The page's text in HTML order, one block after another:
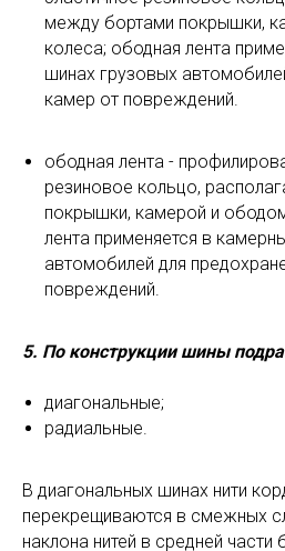
между бортами покрышки,
колеса; ободная лента
шинах грузовых
камер от повреждений.
ободная лента -
резиновое кольцо,
покрышки, камерой и
лента применяется в
автомобилей для
повреждений.
5. По конструкции шины
диагональные;
радиальные.
В диагональных шинах нити
перекрещиваются в смежных
наклона нитей в средней